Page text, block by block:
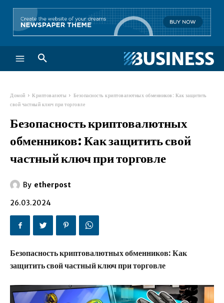
Домой Криптовалюты
Безопасность криптовалютных обменников: Как защитить
свой частный ключ при торговле
Безопасность криптовалютных
обменников: Как защитить свой
частный ключ при торговле
By etherpost
26.03.2024
Безопасность криптовалютных обменников: Как
защитить свой частный ключ при торговле